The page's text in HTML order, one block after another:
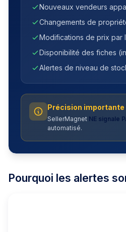
Nouveaux vendeurs
Changements de
Modifications de prix par
Disponibilité des fiches
Alertes de niveau de
Précision importante
SellerMagnet NE signale
automatisé.
Pourquoi les alertes